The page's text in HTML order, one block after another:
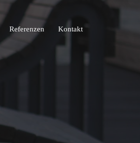
Referenzen Kontakt